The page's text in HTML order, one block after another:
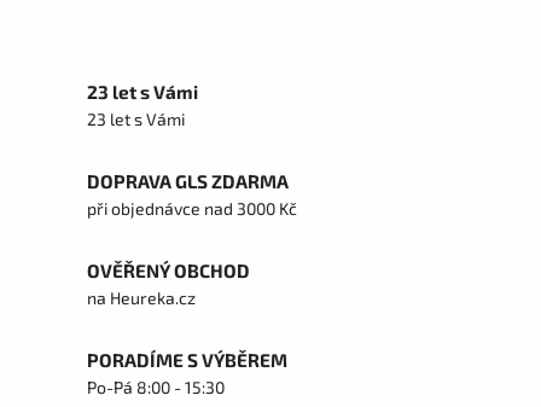
23 let s Vámi
23 let s Vámi
DOPRAVA GLS ZDARMA
při objednávce nad 3000 Kč
OVĚŘENÝ OBCHOD
na Heureka.cz
PORADÍME S VÝBĚREM
Po-Pá 8:00 - 15:30